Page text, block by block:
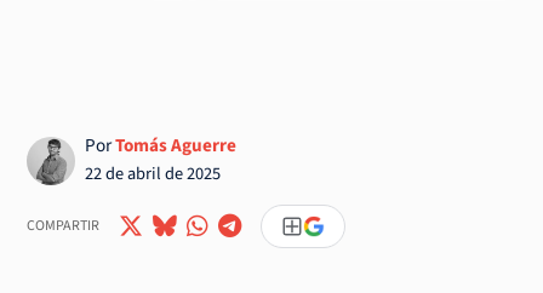
PorTomás Aguerre
22 de abril de 2025
COMPARTIR